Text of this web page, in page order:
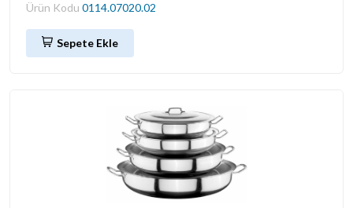
Ürün Kodu 0114.07020.02
Sepete Ekle